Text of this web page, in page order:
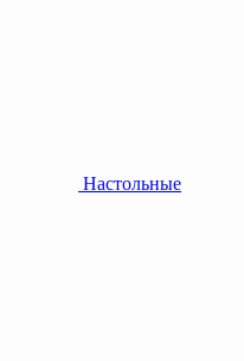
Настольные